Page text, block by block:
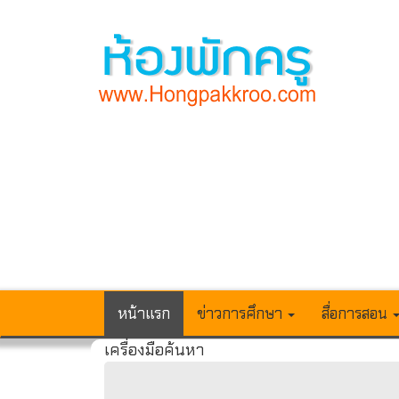
หน้าแรก ข่าวการศึกษา สื่อการสอน
เครื่องมือค้นหา